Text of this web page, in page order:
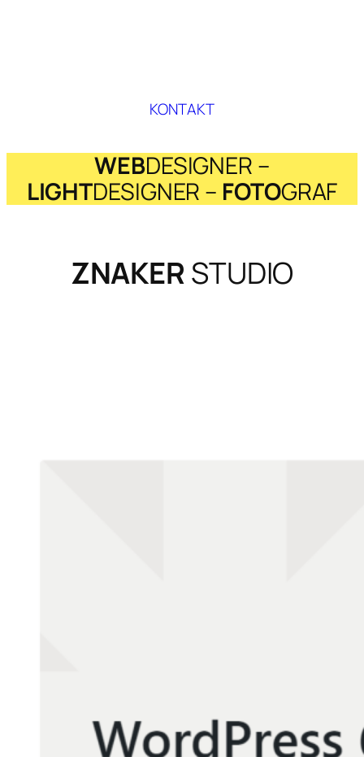
KONTAKT
WEBDESIGNER –
LIGHTDESIGNER – FOTOGRAF
ZNAKERSTUDIO